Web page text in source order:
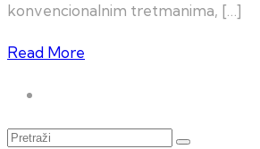
konvencionalnim tretmanima, […]
Read More
Pretraži